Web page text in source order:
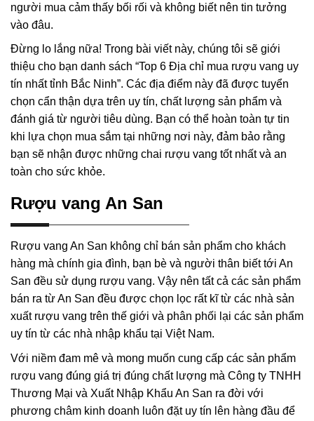
người mua cảm thấy bối rối và không biết nên tin tưởng
vào đâu.
Đừng lo lắng nữa! Trong bài viết này, chúng tôi sẽ giới
thiệu cho bạn danh sách “Top 6 Địa chỉ mua rượu vang uy
tín nhất tỉnh Bắc Ninh”. Các địa điểm này đã được tuyển
chọn cẩn thận dựa trên uy tín, chất lượng sản phẩm và
đánh giá từ người tiêu dùng. Bạn có thể hoàn toàn tự tin
khi lựa chọn mua sắm tại những nơi này, đảm bảo rằng
bạn sẽ nhận được những chai rượu vang tốt nhất và an
toàn cho sức khỏe.
Rượu vang An San
Rượu vang An San không chỉ bán sản phẩm cho khách
hàng mà chính gia đình, bạn bè và người thân biết tới An
San đều sử dụng rượu vang. Vậy nên tất cả các sản phẩm
bán ra từ An San đều được chọn lọc rất kĩ từ các nhà sản
xuất rượu vang trên thế giới và phân phối lại các sản phẩm
uy tín từ các nhà nhập khẩu tại Việt Nam.
Với niềm đam mê và mong muốn cung cấp các sản phẩm
rượu vang đúng giá trị đúng chất lượng mà Công ty TNHH
Thương Mại và Xuất Nhập Khẩu An San ra đời với
phương châm kinh doanh luôn đặt uy tín lên hàng đầu để